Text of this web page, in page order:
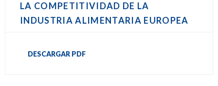
LA COMPETITIVIDAD DE LA
INDUSTRIA ALIMENTARIA EUROPEA
DESCARGAR PDF